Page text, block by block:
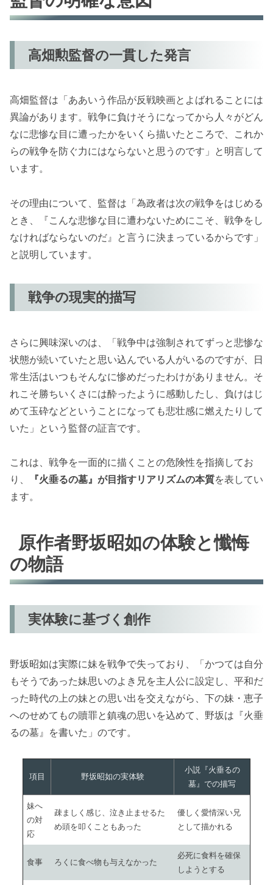
高畑勲監督の一貫した発言
高畑監督は「ああいう作品が反戦映画とよばれることには
異論があります。戦争に負けそうになってから人々がどん
なに悲惨な目に遭ったかをいくら描いたところで、これか
らの戦争を防ぐ力にはならないと思うのです」と明言して
います。
その理由について、監督は「為政者は次の戦争をはじめる
とき、『こんな悲惨な目に遭わないためにこそ、戦争をし
なければならないのだ』と言うに決まっているからです」
と説明しています。
戦争の現実的描写
さらに興味深いのは、「戦争中は強制されてずっと悲惨な
状態が続いていたと思い込んでいる人がいるのですが、日
常生活はいつもそんなに惨めだったわけがありません。そ
れこそ勝ちいくさには酔ったように感動したし、負けはじ
めて玉砕などということになっても悲壮感に燃えたりして
いた」という監督の証言です。
これは、戦争を一面的に描くことの危険性を指摘してお
り、
『火垂るの墓』が目指すリアリズムの本質を表してい
ます。
原作者野坂昭如の体験と懺悔
の物語
実体験に基づく創作
野坂昭如は実際に妹を戦争で失っており、「かつては自分
もそうであった妹思いのよき兄を主人公に設定し、平和だ
った時代の上の妹との思い出を交えながら、下の妹・恵子
へのせめてもの贖罪と鎮魂の思いを込めて、野坂は『火垂
るの墓』を書いた」のです。
項目 野坂昭如の実体験
小説『火垂るの
墓』での描写
妹へ
の対
応
疎ましく感じ、泣き止ませるた
め頭を叩くこともあった
優しく愛情深い兄
として描かれる
食事 ろくに食べ物も与えなかった
必死に食料を確保
しようとする